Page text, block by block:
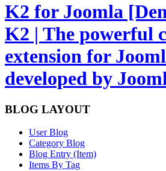
K2 for Joomla
K2 | The powerful
extension for
developed by
BLOG LAYOUT
User Blog
Category Blog
Blog Entry (Item)
Items By Tag